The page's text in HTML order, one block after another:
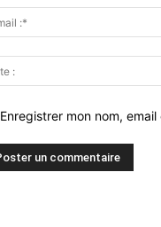
Enregistrer mon nom,